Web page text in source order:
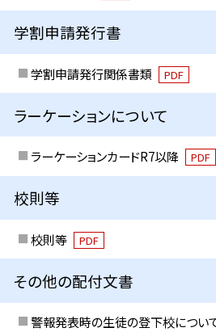
学割申請発行書
学割申請発行関係書類 PDF
ラーケーションについて
ラーケーションカードR7以降 PDF
校則等
校則等 PDF
その他の配付文書
警報発表時の生徒の登下校につい